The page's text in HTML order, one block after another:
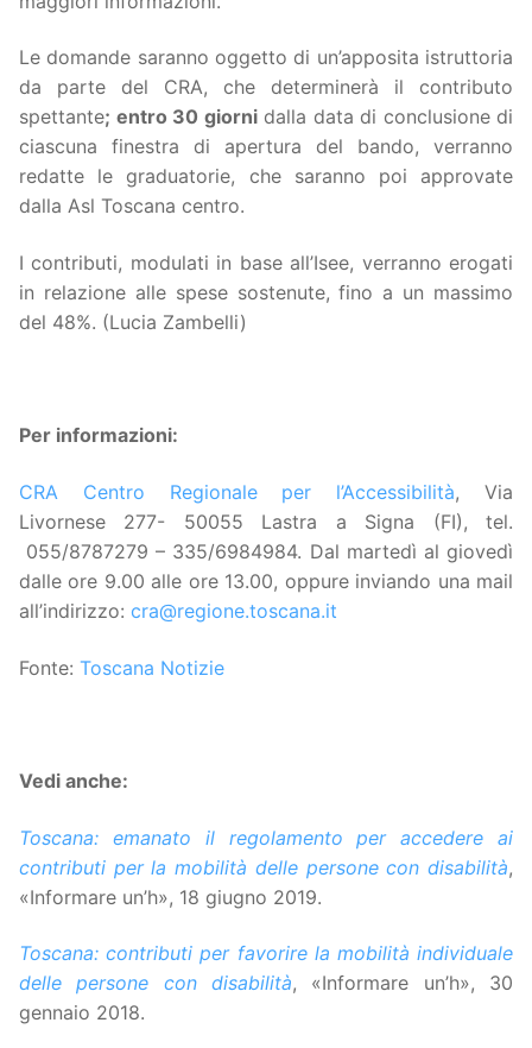
Le domande saranno oggetto di un’apposita istruttoria
da parte del CRA, che determinerà il contributo
spettante; entro 30 giornidalla data di conclusione di
ciascuna finestra di apertura del bando, verranno
redatte le graduatorie, che saranno poi approvate
dalla Asl Toscana centro.
I contributi, modulati in base all’Isee, verranno erogati
in relazione alle spese sostenute, fino a un massimo
del 48%. (Lucia Zambelli)
Per informazioni:
CRA Centro Regionale per l’Accessibilità, Via
Livornese 277- 50055 Lastra a Signa (FI), tel.
055/8787279 – 335/6984984. Dal martedì al giovedì
dalle ore 9.00 alle ore 13.00, oppure inviando una mail
all’indirizzo: cra@regione.toscana.it
Fonte: Toscana Notizie
Vedi anche:
Toscana: emanato il regolamento per accedere ai
contributi per la mobilità delle persone con disabilità,
«Informare un’h», 18 giugno 2019.
Toscana: contributi per favorire la mobilità individuale
delle persone con disabilità, «Informare un’h», 30
gennaio 2018.